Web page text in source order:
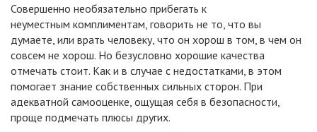
Совершенно необязательно прибегать к
неуместным комплиментам, говорить не то, что вы
думаете, или врать человеку, что он хорош в том, в чем он
совсем не хорош. Но безусловно хорошие качества
отмечать стоит. Как и в случае с недостатками, в этом
помогает знание собственных сильных сторон. При
адекватной самооценке, ощущая себя в безопасности,
проще подмечать плюсы других.